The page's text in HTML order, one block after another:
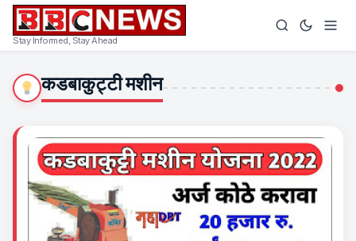
Stay Informed, Stay Ahead
कडबाकुट्टी मशीन